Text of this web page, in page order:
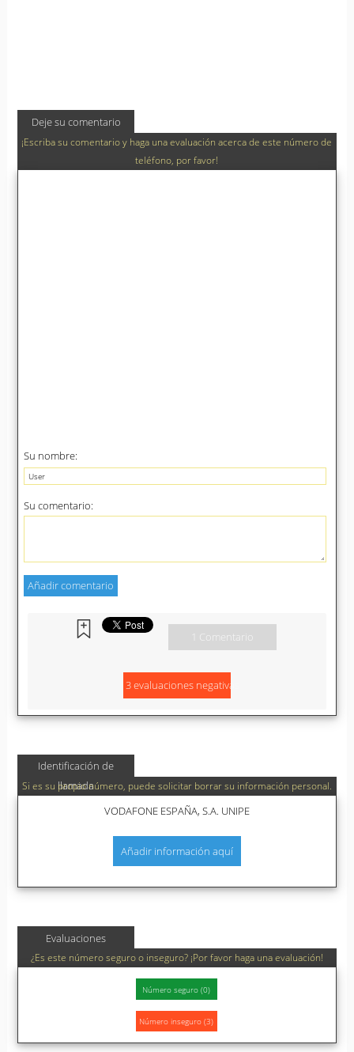
Deje su comentario
¡Escriba su comentario y haga una evaluación acerca de este número de
teléfono, por favor!
Su nombre:
Su comentario:
1 Comentario
3 evaluaciones negativas
Identificación de
llamada
Si es su propio número, puede solicitar borrar su información personal.
VODAFONE ESPAÑA, S.A. UNIPE
Añadir información aquí
Evaluaciones
¿Es este número seguro o inseguro? ¡Por favor haga una evaluación!